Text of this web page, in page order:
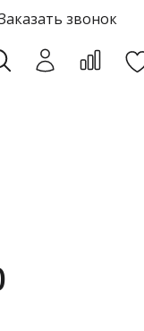
звонок